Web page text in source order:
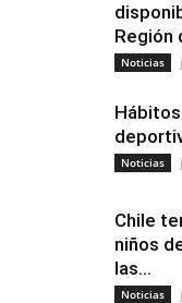
Región
Noticias
Noticias
Chile
niños
las...
Noticias